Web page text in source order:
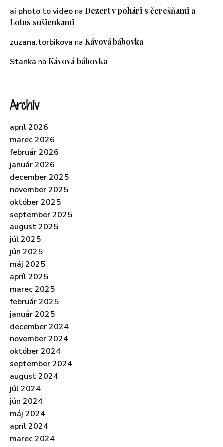
ai photo to videona Dezert v pohári s čerešňami a
Lotus sušienkami
zuzana.torbikova na Kávová bábovka
Stanka na Kávová bábovka
Archív
apríl 2026
marec 2026
február 2026
január 2026
december 2025
november 2025
október 2025
september 2025
august 2025
júl 2025
jún 2025
máj 2025
apríl 2025
marec 2025
február 2025
január 2025
december 2024
november 2024
október 2024
september 2024
august 2024
júl 2024
jún 2024
máj 2024
apríl 2024
marec 2024